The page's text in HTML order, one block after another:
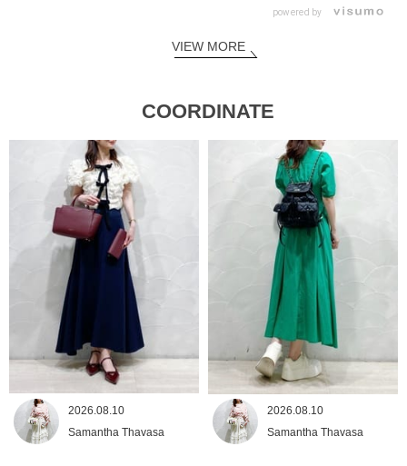
powered by
VIEW MORE
COORDINATE
2026.08.10
Samantha Thavasa
2026.08.10
Samantha Thavasa